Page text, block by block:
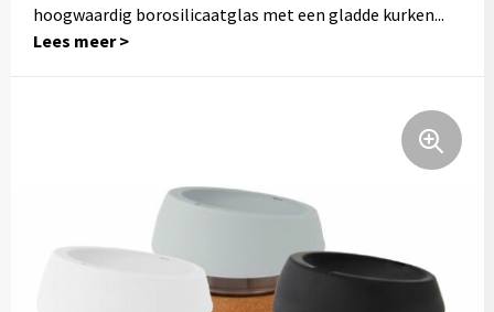
Lunchboxen
Heupflessen
hoogwaardig borosilicaatglas met een gladde kurken...